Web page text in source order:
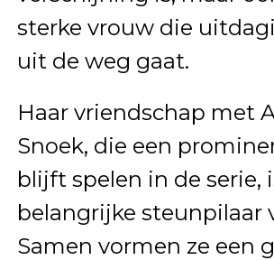
sterke vrouw die
uit de weg gaat.
Haar vriendschap met
Snoek, die een
blijft spelen in de serie,
belangrijke steunpilaar
Samen vormen ze een